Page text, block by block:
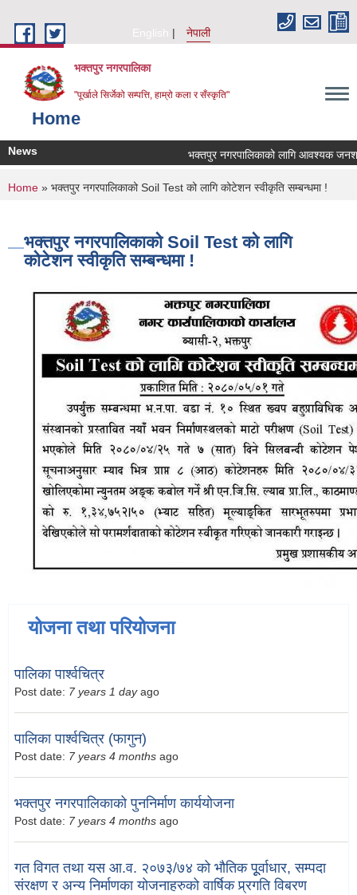
English
नेपाली
भक्तपुर नगरपालिका
"पूर्खाले सिर्जेको सम्पत्ति, हाम्रो कला र सँस्कृति"
Home
News भक्तपुर नगरपालिकाको लागि आवश्यक
You are here
Home » भक्तपुर नगरपालिकाको Soil Test को लागि कोटेशन स्वीकृति सम्बन्धमा !
भक्तपुर नगरपालिकाको Soil Test को लागि
कोटेशन स्वीकृति सम्बन्धमा !
योजना तथा परियोजना
पालिका पार्श्वचित्र
Post date: 7 years 1 dayago
पालिका पार्श्वचित्र (फागुन)
Post date: 7 years 4 months ago
भक्तपुर नगरपालिकाको पुननिर्माण कार्ययोजना
Post date: 7 years 4 months ago
गत विगत तथा यस आ.व. २०७३/७४ को भौतिक पूूर्वाधार, सम्पदा
संरक्षण र अन्य निर्माणका योजनाहरुको वार्षिक प्र्रगति विबरण